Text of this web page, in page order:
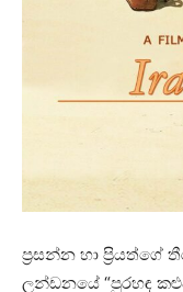
ප්‍රසන්න හා
ලන්ඩනයේ “පුරහඳ